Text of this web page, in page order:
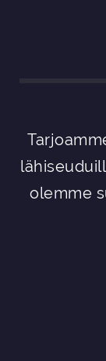
olemme